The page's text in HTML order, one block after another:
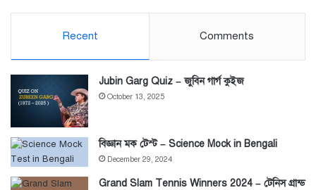
Recent Comments
Jubin Garg Quiz – জুবিন গার্গ কুইজ
October 13, 2025
বিজ্ঞান মক টেস্ট – Science Mock in Bengali
December 29, 2024
Grand Slam Tennis Winners 2024 – টেনিস গ্রান্ড